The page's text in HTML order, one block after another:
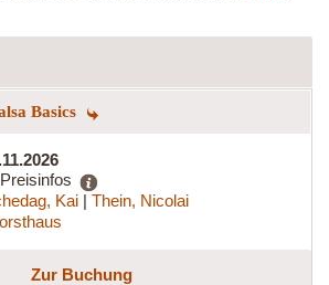
Basics
Kai | Thein, Nicolai
Zur Buchung